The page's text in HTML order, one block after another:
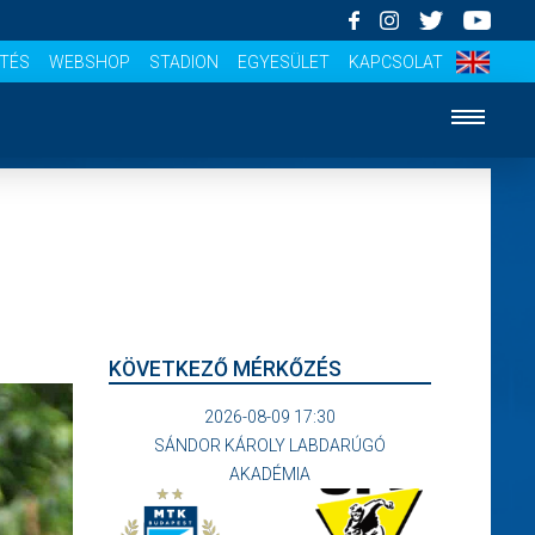
WEBSHOP STADION EGYESÜLET KAPCSOLAT
KÖVETKEZŐ MÉRKŐZÉS
2026-08-09 17:30
SÁNDOR KÁROLY LABDARÚGÓ
AKADÉMIA